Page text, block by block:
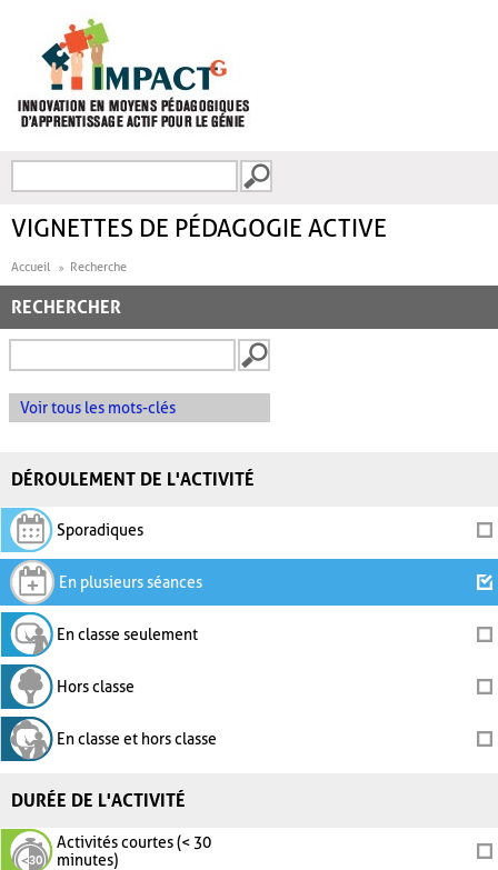
FORMULAIRE DE
VIGNETTES DE PÉDAGOGIE ACTIVE
Accueil Recherche
RECHERCHER
Voir tous les mots-clés
DÉROULEMENT DE L'ACTIVITÉ
Sporadiques
En plusieurs séances
En classe seulement
Hors classe
En classe et hors classe
DURÉE DE L'ACTIVITÉ
Activités courtes (< 30
minutes)